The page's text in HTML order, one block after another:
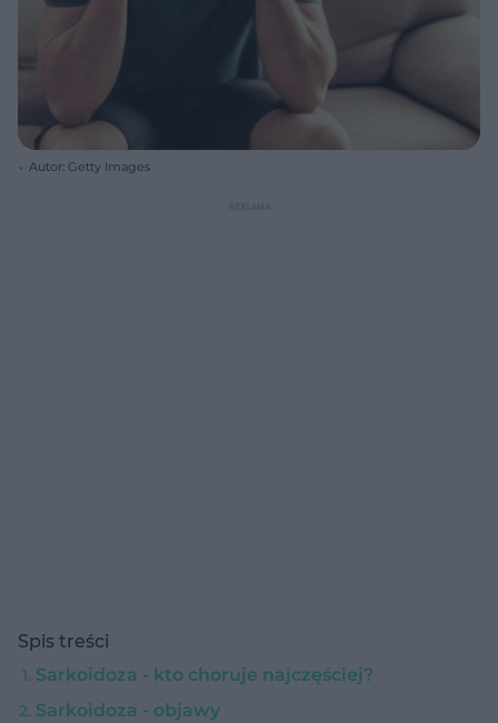
Autor: Getty Images
Spis treści
Sarkoidoza - kto choruje najczęściej?
Sarkoidoza - objawy